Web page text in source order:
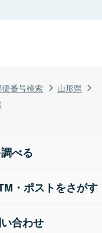
番号検索
山形県
べる
・ポストをさがす
合わせ